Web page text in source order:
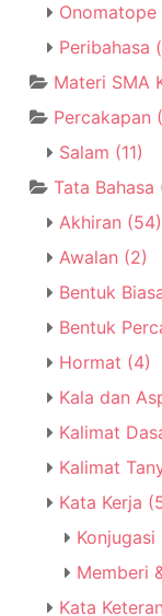
Onomatope
Peribahasa
Materi SMA
Percakapan
Salam (11)
Tata Bahasa
Akhiran (54)
Awalan (2)
Bentuk
Bentuk
Hormat (4)
Kala dan
Kalimat
Kalimat
Kata Kerja
Konjugasi
Memberi
Kata